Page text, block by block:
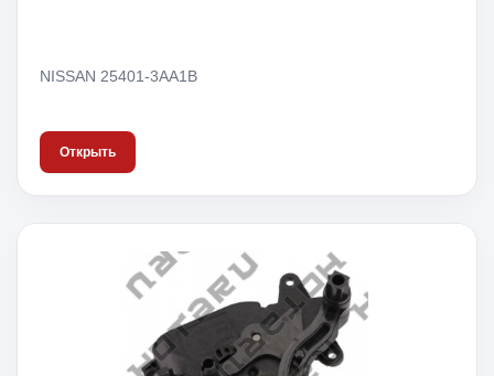
NISSAN 25401-3AA1B
Открыть